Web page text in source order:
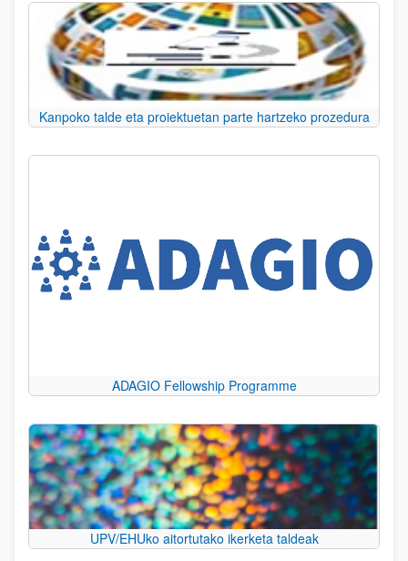
Kanpoko talde eta proiektuetan parte hartzeko prozedura
ADAGIO Fellowship Programme
UPV/EHUko aitortutako ikerketa taldeak